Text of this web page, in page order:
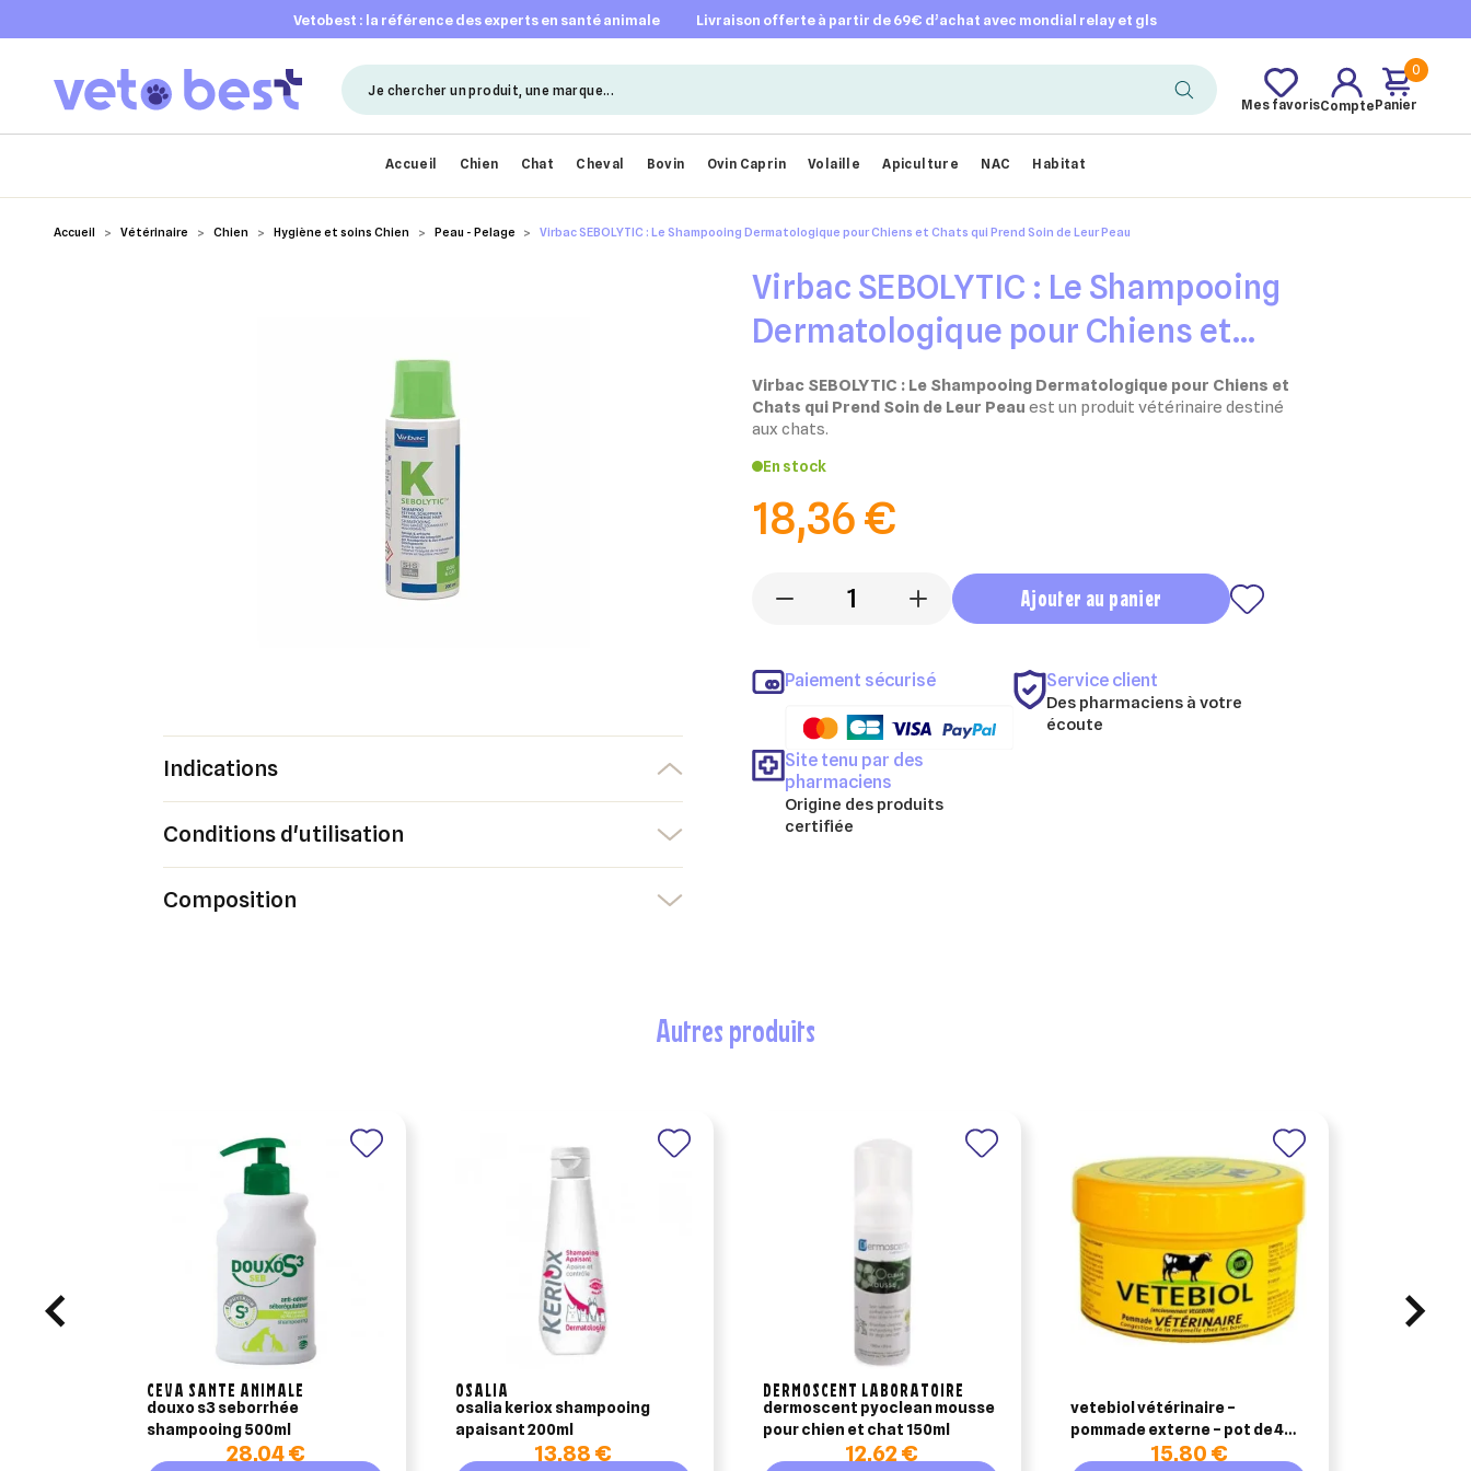
vetobest : la référence des experts en santé animale livraison offerte à partir de 69€ d’achat avec mondial relay et gls
Mes favorisCompte
0
Panier
Accueil Chien Chat Cheval Bovin Ovin Caprin Volaille Apiculture NAC Habitat
Accueil Vétérinaire Chien Hygiène et soins Chien Peau - Pelage Virbac SEBOLYTIC : Le Shampooing Dermatologique pour Chiens et Chats qui Prend Soin de Leur Peau
Virbac SEBOLYTIC : Le Shampooing
Dermatologique pour Chiens et
Chats qui Prend Soin de Leur Peau
Virbac SEBOLYTIC : Le Shampooing Dermatologique pour Chiens et
Chats qui Prend Soin de Leur Peau est un produit vétérinaire destiné
aux chats.
En stock
18,36 €
- + Ajouter au panier
Paiement sécurisé Service client
Des pharmaciens à votre
écoute
Site tenu par des
pharmaciens
Origine des produits
certifiée
Indications
Conditions d'utilisation
Composition
autres produits
CEVA SANTE ANIMALE
douxo s3 seborrhée
shampooing 500ml
28,04 €
OSALIA
osalia keriox shampooing
apaisant 200ml
13,88 €
DERMOSCENT LABORATOIRE
dermoscent pyoclean mousse
pour chien et chat 150ml
12,62 €
vetebiol vétérinaire –
pommade externe – pot de 400
15,80 €
Créer une liste d'envies
Vous devez être connecté pour ajouter des produits à votre liste d'envies.